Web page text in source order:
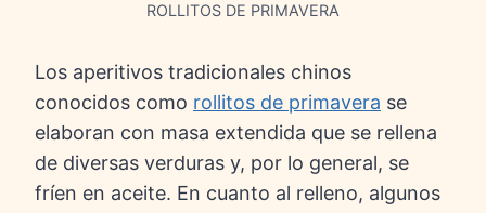
ROLLITOS DE PRIMAVERA
Los aperitivos tradicionales chinos
conocidos como rollitos de primavera se
elaboran con masa extendida que se rellena
de diversas verduras y, por lo general, se
fríen en aceite. En cuanto al relleno, algunos